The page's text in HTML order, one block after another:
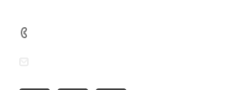
Отзывы
Консалтинг